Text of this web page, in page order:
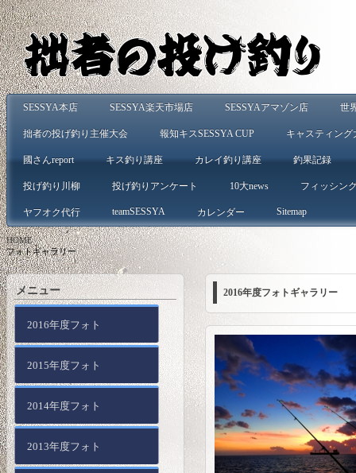
SESSYA本店 SESSYA楽天市場店 SESSYAアマゾン店 世
拙者の投げ釣り主催大会 報知キスSESSYA CUP キャスティング
國さんreport キス釣り講座 カレイ釣り講座 釣果記録
投げ釣り川柳 投げ釣りアンケート 10大news フィッシン
ヤフオク代行 teamSESSYA カレンダー Sitemap
HOME>
フォトギャラリー
2016年度フォトギャラリー
メニュー
2016年度フォト
2015年度フォト
2014年度フォト
2013年度フォト